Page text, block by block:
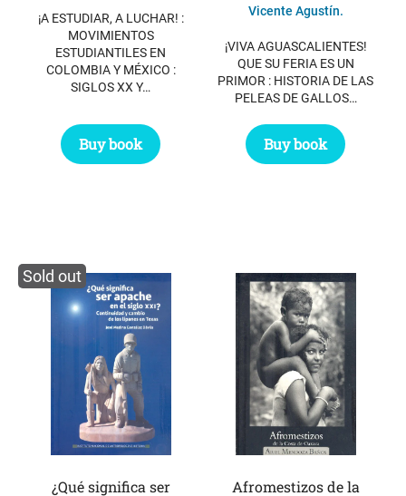
¡A ESTUDIAR, A LUCHAR! :
MOVIMIENTOS
ESTUDIANTILES EN
COLOMBIA Y MÉXICO :
SIGLOS XX Y…
Buy book
Vicente Agustín.
¡VIVA AGUASCALIENTES!
QUE SU FERIA ES UN
PRIMOR : HISTORIA DE LAS
PELEAS DE GALLOS…
Buy book
Sold out
¿Qué significa ser
Afromestizos de la